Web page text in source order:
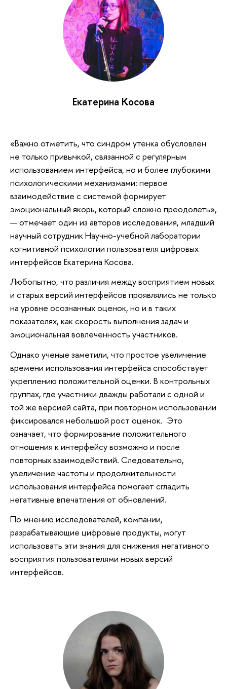
Екатерина Косова
«Важно отметить, что синдром утенка обусловлен
не только привычкой, связанной с регулярным
использованием интерфейса, но и более глубокими
психологическими механизмами: первое
взаимодействие с системой формирует
эмоциональный якорь, который сложно преодолеть»,
— отмечает один из авторов исследования, младший
научный сотрудник Научно-учебной лаборатории
когнитивной психологии пользователя цифровых
интерфейсов Екатерина Косова.
Любопытно, что различия между восприятием новых
и старых версий интерфейсов проявлялись не только
на уровне осознанных оценок, но и в таких
показателях, как скорость выполнения задач и
эмоциональная вовлеченность участников.
Однако ученые заметили, что простое увеличение
времени использования интерфейса способствует
укреплению положительной оценки. В контрольных
группах, где участники дважды работали с одной и
той же версией сайта, при повторном использовании
фиксировался небольшой рост оценок. Это
означает, что формирование положительного
отношения к интерфейсу возможно и после
повторных взаимодействий. Следовательно,
увеличение частоты и продолжительности
использования интерфейса помогает сгладить
негативные впечатления от обновлений.
По мнению исследователей, компании,
разрабатывающие цифровые продукты, могут
использовать эти знания для снижения негативного
восприятия пользователями новых версий
интерфейсов.